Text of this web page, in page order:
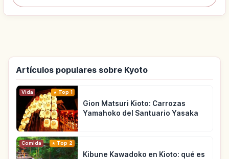
Artículos populares sobre Kyoto
Vida Top 1
Gion Matsuri Kioto: Carrozas
Yamahoko del Santuario Yasaka
Comida Top 2
Kibune Kawadoko en Kioto: qué es